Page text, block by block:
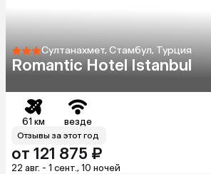
Султанахмет, Стамбул, Турция
Romantic Hotel Istanbul
61 км везде
Отзывы за этот год
от 121 875 ₽
22 авг. - 1 сент., 10 ночей